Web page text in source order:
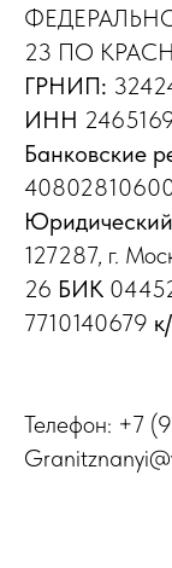
23 ПО
ГРНИП:
ИНН
Банковские
127287, г.
26 БИК
7710140679
Телефон: +7